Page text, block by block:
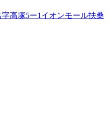
高塚5ー1イオンモール扶桑